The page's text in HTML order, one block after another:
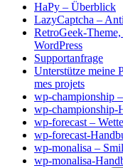
HaPy – Überblick
LazyCaptcha –
RetroGeek-
WordPress
Supportanfrage
Unterstütze meine
mes projets
wp-championship
wp-championship-
wp-forecast –
wp-forecast-
wp-monalisa –
wp-monalisa-